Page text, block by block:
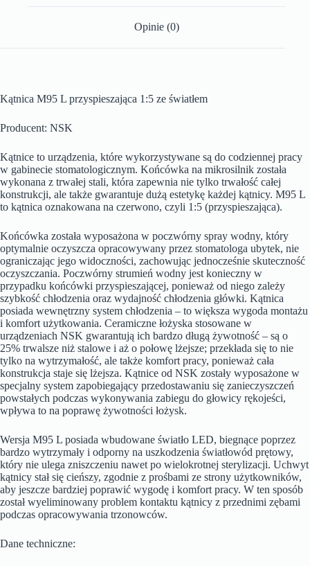
Opinie (0)
Kątnica M95 L przyspieszająca 1:5 ze światłem
Producent: NSK
Kątnice to urządzenia, które wykorzystywane są do codziennej pracy
w gabinecie stomatologicznym. Końcówka na mikrosilnik została
wykonana z trwałej stali, która zapewnia nie tylko trwałość całej
konstrukcji, ale także gwarantuje dużą estetykę każdej kątnicy. M95 L
to kątnica oznakowana na czerwono, czyli 1:5 (przyspieszająca).
Końcówka została wyposażona w poczwórny spray wodny, który
optymalnie oczyszcza opracowywany przez stomatologa ubytek, nie
ograniczając jego widoczności, zachowując jednocześnie skuteczność
oczyszczania. Poczwórny strumień wodny jest konieczny w
przypadku końcówki przyspieszającej, ponieważ od niego zależy
szybkość chłodzenia oraz wydajność chłodzenia główki. Kątnica
posiada wewnętrzny system chłodzenia – to większa wygoda montażu
i komfort użytkowania. Ceramiczne łożyska stosowane w
urządzeniach NSK gwarantują ich bardzo długą żywotność – są o
25% trwalsze niż stalowe i aż o połowę lżejsze; przekłada się to nie
tylko na wytrzymałość, ale także komfort pracy, ponieważ cała
konstrukcja staje się lżejsza. Kątnice od NSK zostały wyposażone w
specjalny system zapobiegający przedostawaniu się zanieczyszczeń
powstałych podczas wykonywania zabiegu do głowicy rękojeści,
wpływa to na poprawę żywotności łożysk.
Wersja M95 L posiada wbudowane światło LED, biegnące poprzez
bardzo wytrzymały i odporny na uszkodzenia światłowód prętowy,
który nie ulega zniszczeniu nawet po wielokrotnej sterylizacji. Uchwyt
kątnicy stał się cieńszy, zgodnie z prośbami ze strony użytkowników,
aby jeszcze bardziej poprawić wygodę i komfort pracy. W ten sposób
został wyeliminowany problem kontaktu kątnicy z przednimi zębami
podczas opracowywania trzonowców.
Dane techniczne: